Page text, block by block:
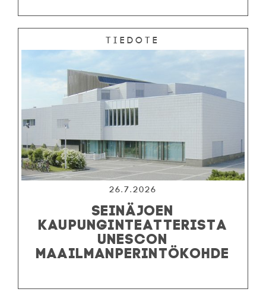
Tiedote
26.7.2026
SEINÄJOEN
KAUPUNGINTEATTERISTA
UNESCON
MAAILMANPERINTÖKOHDE